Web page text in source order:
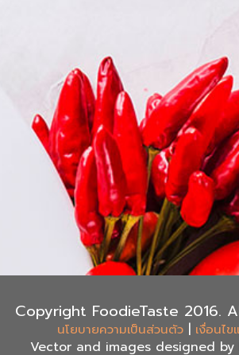
Copyright FoodieTaste 2016.
นโยบายความเป็นส่วนตัว | เงื่อนไ
Vector and images designed by